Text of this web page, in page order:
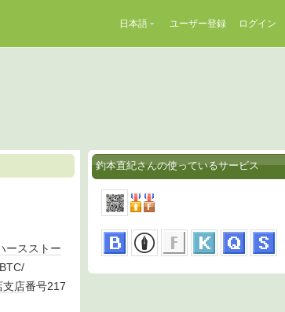
日本語 ユーザー登録 ログイン
ースストー
支店番号217
釣本直紀さんの使っているサービス